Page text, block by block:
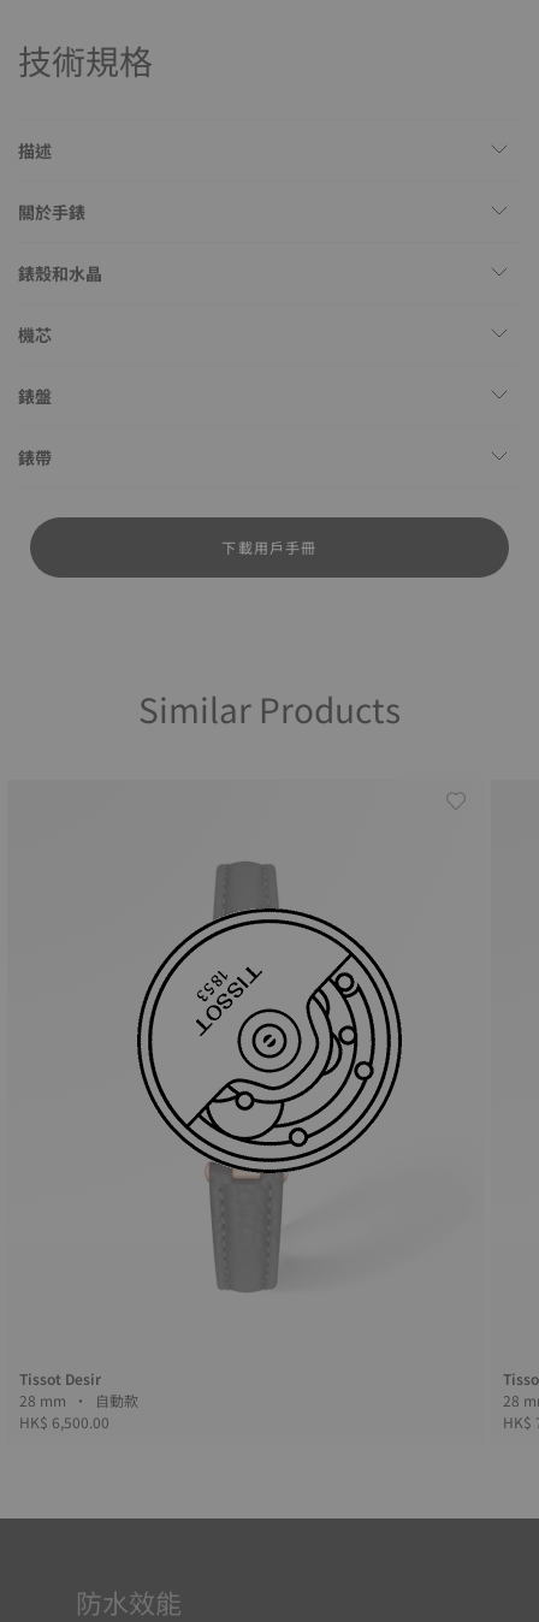
技術規格
描述
關於手錶
錶殼和水晶
機芯
錶盤
錶帶
下載用戶手冊
Similar Products
Tissot Desir
28 mm • 自動款
HK$ 6,500.00
HK$
防水效能